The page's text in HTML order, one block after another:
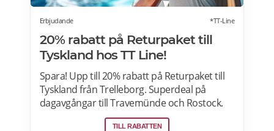
Erbjudande *TT-Line
20% rabatt på Returpaket till
Tyskland hos TT Line!
Spara! Upp till 20% rabatt på Returpaket till
Tyskland från Trelleborg. Superdeal på
dagavgångar till Travemünde och Rostock.
Passa på att boka nu och njut av en härlig
TILL RABATTEN